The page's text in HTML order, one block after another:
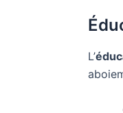
L’